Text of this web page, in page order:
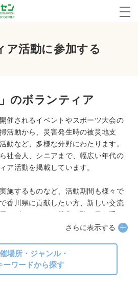
ア活動に参加する
」のボランティア
催されるイベントやスポーツ大会の
活動から、災害発生時の被災地支
動など、多様な分野にわたります。
社会人、シニアまで、幅広い年代の
ア活動を掲載しています。
施するものなど、活動期間も様々で
香川県に貢献したい方、新しい交流
のボランティア募集一覧に目を通し
さらに表示する
場所・ジャンル・
ーワードから探す